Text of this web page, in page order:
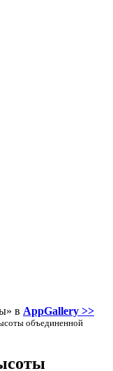
в AppGallery >>
объединенной